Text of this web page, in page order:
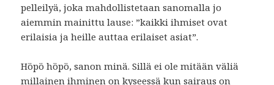
pelleilyä, joka mahdollistetaan sanomalla jo
aiemmin mainittu lause: ”kaikki ihmiset ovat
erilaisia ja heille auttaa erilaiset asiat”.
Höpö höpö, sanon minä. Sillä ei ole mitään väliä
millainen ihminen on kyseessä kun sairaus on